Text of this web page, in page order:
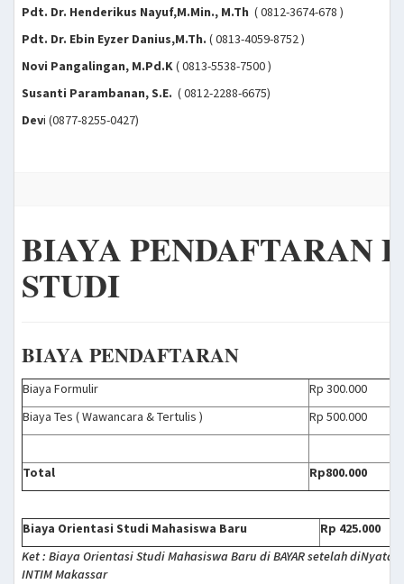
Pdt. Dr. Henderikus Nayuf,M.Min., M.Th ( 0812-3674-678 )
Pdt. Dr. Ebin Eyzer Danius,M.Th. ( 0813-4059-8752 )
Novi Pangalingan, M.Pd.K( 0813-5538-7500 )
Susanti Parambanan, S.E. ( 0812-2288-6675)
Devi (0877-8255-0427)
BIAYA PENDAFTARAN
STUDI
BIAYA PENDAFTARAN
Biaya Formulir
Rp 300.000
Biaya Tes ( Wawancara & Tertulis )
Rp 500.000
Total Rp800.000
Biaya Orientasi Studi Mahasiswa Baru
Rp 425.000
Ket : Biaya Orientasi Studi Mahasiswa Baru di BAYAR setelah
INTIM Makassar